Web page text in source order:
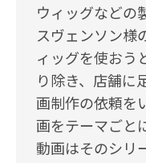
ウィッグなどの
スヴェンソン様
ィッグを使おう
り除き、店舗に
画制作の依頼を
画をテーマごと
動画はそのシリ